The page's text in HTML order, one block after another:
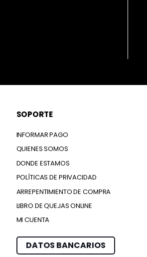
SOPORTE
INFORMAR PAGO
QUIENES SOMOS
DONDE ESTAMOS
POLÍTICAS DE PRIVACIDAD
ARREPENTIMIENTO DE COMPRA
LIBRO DE QUEJAS ONLINE
MI CUENTA
DATOS BANCARIOS